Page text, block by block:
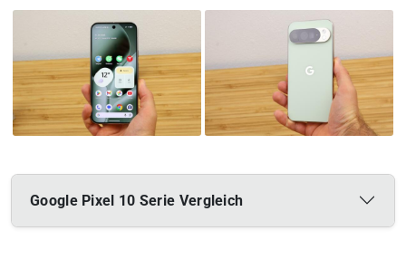
Google Pixel 10 Serie Vergleich